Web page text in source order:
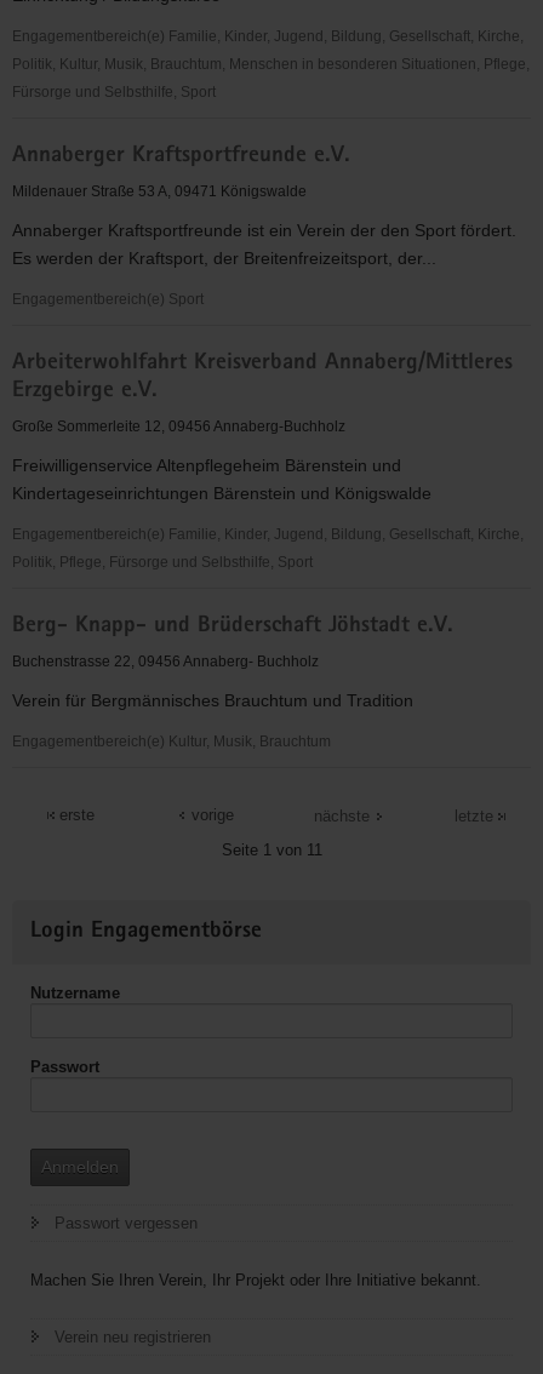
Engagementbereich(e) Familie, Kinder, Jugend, Bildung, Gesellschaft, Kirche,
Politik, Kultur, Musik, Brauchtum, Menschen in besonderen Situationen, Pflege,
Fürsorge und Selbsthilfe, Sport
Brauerei
e.
Annaberger Kraftsportfreunde e.V.
Mildenauer Straße 53 A, 09471 Königswalde
Annaberger Kraftsportfreunde ist ein Verein der den Sport fördert.
Es werden der Kraftsport, der Breitenfreizeitsport, der...
Engagementbereich(e) Sport
Kraftsportfreunde
e.V.
Arbeiterwohlfahrt Kreisverband Annaberg/Mittleres
Erzgebirge e.V.
Große Sommerleite 12, 09456 Annaberg-Buchholz
Freiwilligenservice Altenpflegeheim Bärenstein und
Kindertageseinrichtungen Bärenstein und Königswalde
Engagementbereich(e) Familie, Kinder, Jugend, Bildung, Gesellschaft, Kirche,
Politik, Pflege, Fürsorge und Selbsthilfe, Sport
Kreisverband
Annaberg/Mittleres
e.V.
Berg- Knapp- und Brüderschaft Jöhstadt e.V.
Buchenstrasse 22, 09456 Annaberg- Buchholz
Verein für Bergmännisches Brauchtum und Tradition
Engagementbereich(e) Kultur, Musik, Brauchtum
e.V.
erste
vorige
Seite 1 von 11
nächste letzte
Informationen
Login Engagementbörse
Nutzername
Passwort
Anmelden
Passwort vergessen
Machen Sie Ihren Verein, Ihr Projekt oder Ihre Initiative bekannt.
Verein neu registrieren